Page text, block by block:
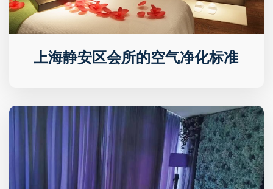
上海静安区会所的空气净化标准